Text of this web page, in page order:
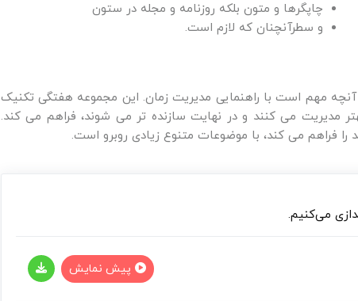
چاپگرها و متون بلکه روزنامه و مجله در ستون
و سطرآنچنان که لازم است.
آنچه مهم است با راهنمایی مدیریت زمان. این مجموعه هفتگی تکنیک
مدیریت می کنند و در نهایت سازنده تر می شوند، فراهم می کند.
می‌کنیم.
پیش نمایش